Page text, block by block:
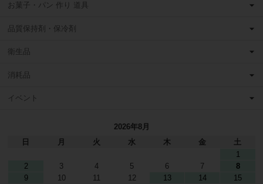
お菓子・パン 作り 道具
品質保持剤・保冷剤
衛生品
消耗品
イベント
2026年8月
日
月 火 水 木 金
土
1
2
3 4 5 6 7
8
9
10 11 12 13 14
15